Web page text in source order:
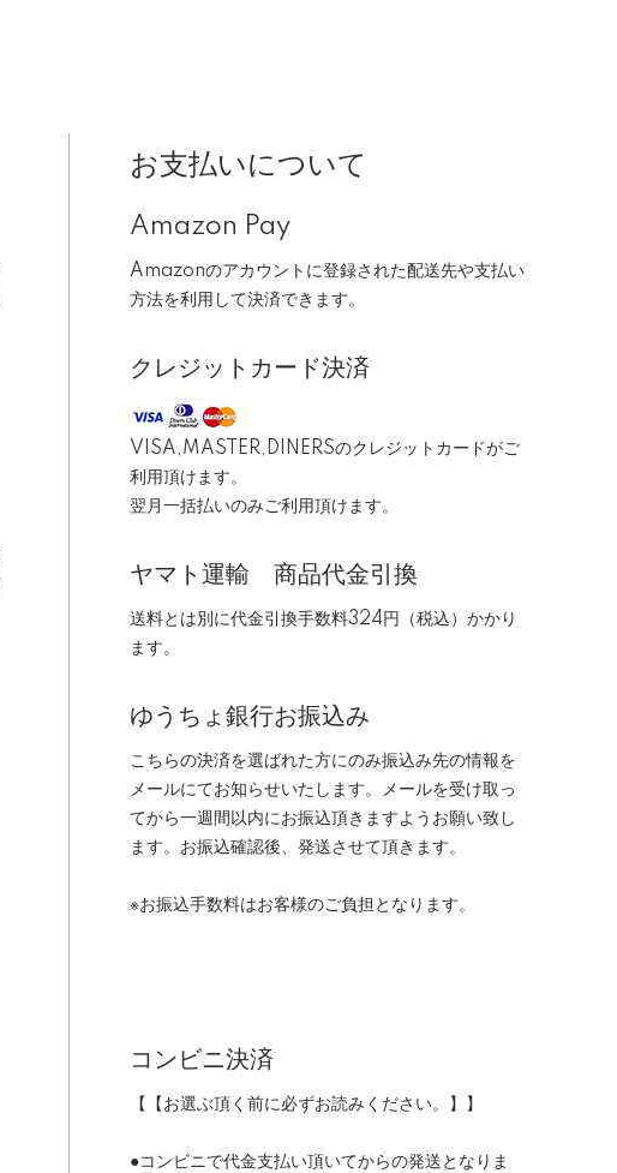
お支払いについて
Amazon Pay
Amazonのアカウントに登録された配送先や支払い
方法を利用して決済できます。
クレジットカード決済
VISA,MASTER,DINERSのクレジットカードがご
利用頂けます。
翌月一括払いのみご利用頂けます。
ヤマト運輸 商品代金引換
送料とは別に代金引換手数料324円（税込）かかり
ます。
ゆうちょ銀行お振込み
こちらの決済を選ばれた方にのみ振込み先の情報を
メールにてお知らせいたします。メールを受け取っ
てから一週間以内にお振込頂きますようお願い致し
ます。お振込確認後、発送させて頂きます。
※お振込手数料はお客様のご負担となります。
コンビニ決済
【【お選ぶ頂く前に必ずお読みください。】】
●コンビニで代金支払い頂いてからの発送となりま